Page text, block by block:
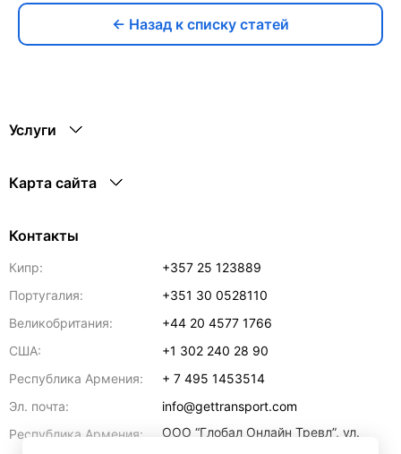
← Назад к списку статей
Услуги
Карта сайта
Контакты
Кипр:
+357 25 123889
Португалия:
+351 30 0528110
Великобритания:
+44 20 4577 1766
США:
+1 302 240 28 90
Республика Армения:
+ 7 495 1453514
Эл. почта:
info@gettransport.com
Республика Армения:
ООО “Глобал Онлайн Тревл”, ул.